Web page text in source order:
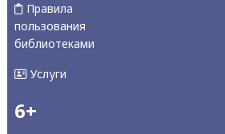
Правила
пользования
библиотеками
Услуги
6+